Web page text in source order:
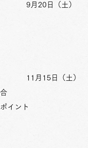
20日（土）
月15日（土）
イント